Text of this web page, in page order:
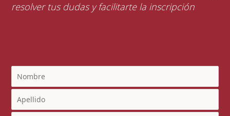
resolver tus dudas y facilitarte la inscripción